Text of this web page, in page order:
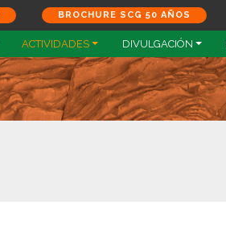
BROCHURE SCG 50 AÑOS
ACTIVIDADES DIVULGACIÓN